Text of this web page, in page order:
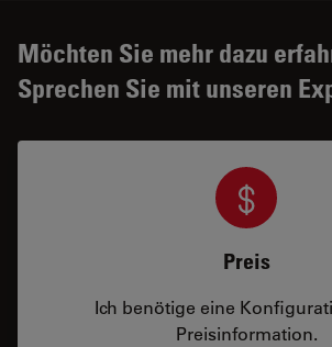
Möchten Sie mehr dazu
Sprechen Sie mit unseren
Preis
Ich benötige eine
Preisinformation.